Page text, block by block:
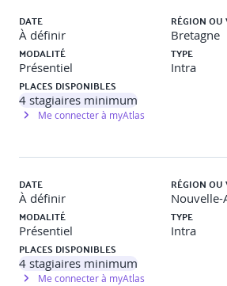
· Horizontal Pod Autoscaler
Sécurité
· Principaux problèmes
· Network Policies
DATE
À définir
RÉGION
Bretagne
MODALITÉ
Présentiel
TYPE
Intra
PLACES DISPONIBLES
4 stagiaires minimum
Me connecter à myAtlas
DATE
À définir
RÉGION
MODALITÉ
Présentiel
TYPE
Intra
PLACES DISPONIBLES
4 stagiaires minimum
Me connecter à myAtlas